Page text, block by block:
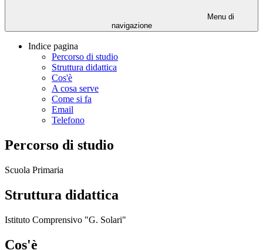
Menu di
navigazione
Indice pagina
Percorso di studio
Struttura didattica
Cos'è
A cosa serve
Come si fa
Email
Telefono
Percorso di studio
Scuola Primaria
Struttura didattica
Istituto Comprensivo "G. Solari"
Cos'è